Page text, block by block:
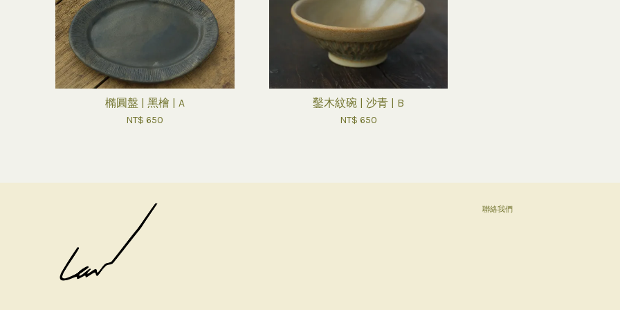
橢圓盤 | 黑檜 | A
NT$ 650
鑿木紋碗 | 沙青 | B
NT$ 650
聯絡我們